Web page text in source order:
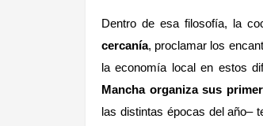
Dentro de esa filosofía, la
cercanía, proclamar los
la economía local en estos
Mancha organiza sus
las distintas épocas del año–